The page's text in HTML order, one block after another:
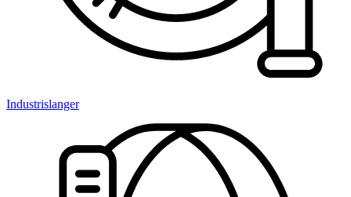
Industrislanger